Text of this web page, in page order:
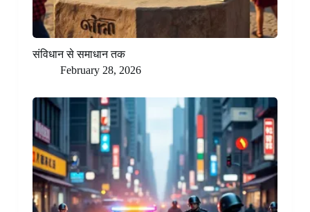
संविधान से समाधान तक
February 28, 2026